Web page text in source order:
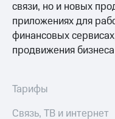
связи, но и новых
приложениях для
финансовых
продвижения
Тарифы
Связь, ТВ и интернет